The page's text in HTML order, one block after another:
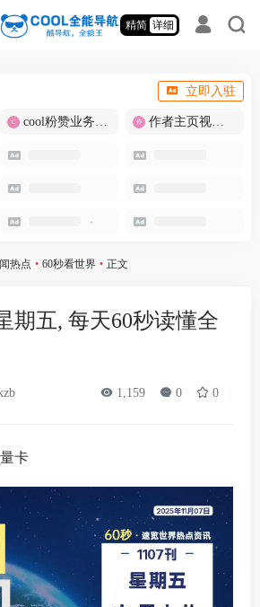
精简 详细
立即入驻
cool粉赞业务商城【爆粉引流】 作者主页视频批量提取
热点 • 60秒看世界 • 正文
期五, 每天60秒读懂全
1,159 0 0